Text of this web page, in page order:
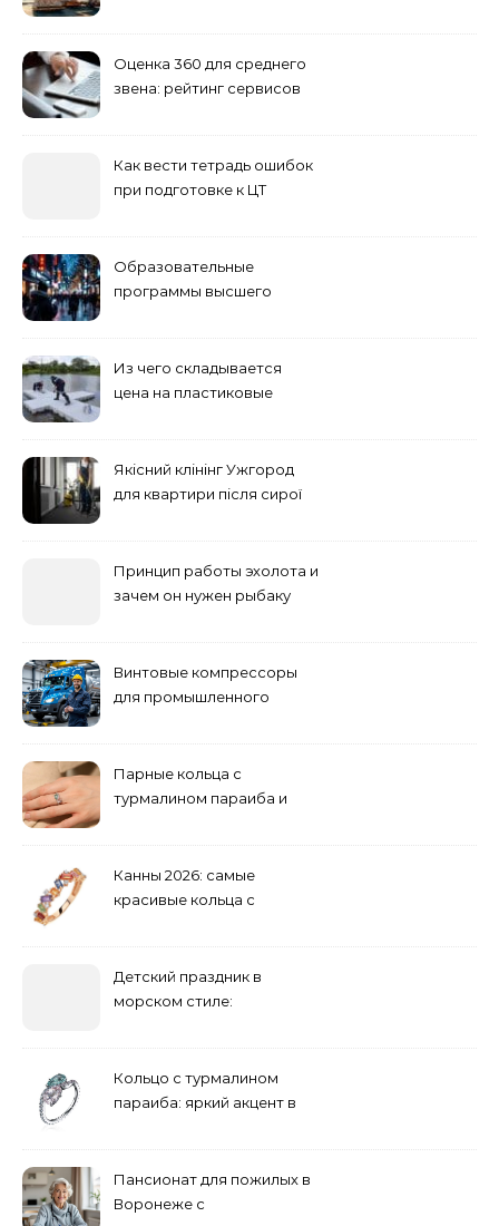
Оценка 360 для среднего
звена: рейтинг сервисов
Как вести тетрадь ошибок
при подготовке к ЦТ
Образовательные
программы высшего
Из чего складывается
цена на пластиковые
Якісний клінінг Ужгород
для квартири після сирої
Принцип работы эхолота и
зачем он нужен рыбаку
Винтовые компрессоры
для промышленного
Парные кольца с
турмалином параиба и
Канны 2026: самые
красивые кольца с
Детский праздник в
морском стиле:
Кольцо с турмалином
параиба: яркий акцент в
Пансионат для пожилых в
Воронеже с